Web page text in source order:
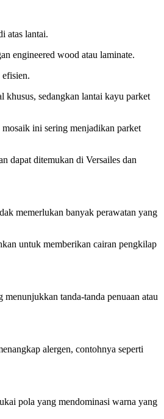
atas lantai.
engineered wood atau laminate.
khusus, sedangkan lantai kayu parket
ini sering menjadikan parket
dapat ditemukan di Versailes dan
memerlukan banyak perawatan yang
untuk memberikan cairan pengkilap
tanda-tanda penuaan atau
alergen, contohnya seperti
pola yang mendominasi warna yang